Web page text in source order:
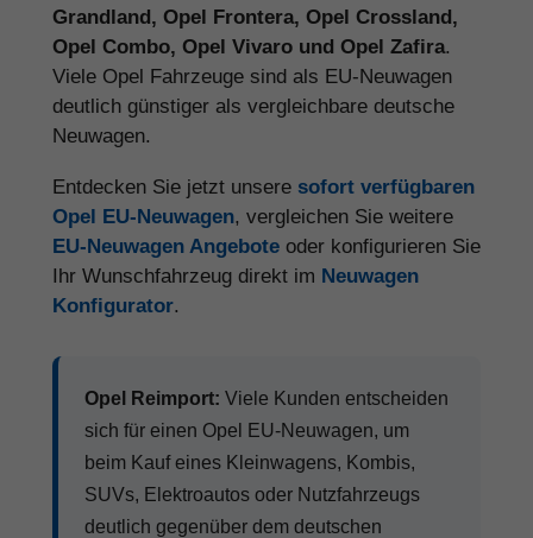
Grandland, Opel Frontera, Opel Crossland,
Opel Combo, Opel Vivaro und Opel Zafira.
Viele Opel Fahrzeuge sind als EU-Neuwagen
deutlich günstiger als vergleichbare deutsche
Neuwagen.
Entdecken Sie jetzt unsere sofort verfügbaren
Opel EU-Neuwagen, vergleichen Sie weitere
EU-Neuwagen Angebote oder konfigurieren Sie
Ihr Wunschfahrzeug direkt im Neuwagen
Konfigurator.
Opel Reimport: Viele Kunden entscheiden
sich für einen Opel EU-Neuwagen, um
beim Kauf eines Kleinwagens, Kombis,
SUVs, Elektroautos oder Nutzfahrzeugs
deutlich gegenüber dem deutschen